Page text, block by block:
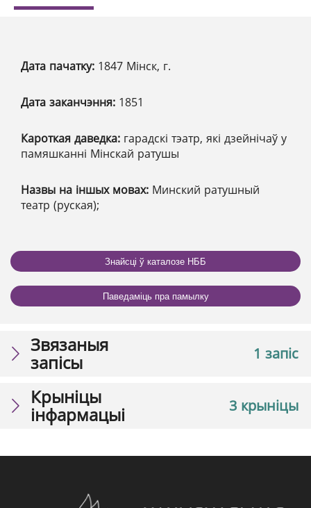
Дата пачатку: 1847 Мінск, г.
Дата заканчэння: 1851
Кароткая даведка: гарадскі тэатр, які дзейнічаў у
памяшканні Мінскай ратушы
Назвы на іншых мовах: Минский ратушный
театр (руская);
Знайсці ў каталозе НББ
Паведаміць пра памылку
1 запіс
Звязаныя
запісы
3 крыніцы
Крыніцы
інфармацыі